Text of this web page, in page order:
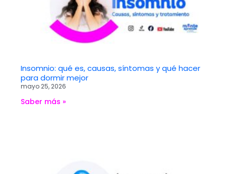
Insomnio: qué es, causas, síntomas y qué hacer
para dormir mejor
mayo 25, 2026
Saber más »